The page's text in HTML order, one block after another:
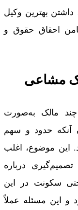
بهترین وکیل
احقاق حقوق و
مشاعی
مالک به‌صورت
آنکه حدود و سهم
این موضوع، اغلب
درباره
حتی سکونت در این
و این مسئله عملاً